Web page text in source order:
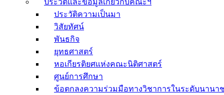
ประวัติและข้อมูลเกี่ยวกับคณะฯ
ประวัติความเป็นมา
วิสัยทัศน์
พันธกิจ
ยุทธศาสตร์
หอเกียรติยศแห่งคณะนิติศาสตร์
ศูนย์การศึกษา
ข้อตกลงความร่วมมือทางวิชาการในระดับนานา